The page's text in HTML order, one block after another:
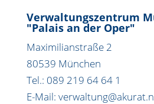
Verwaltungszentrum
"Palais an der Oper"
Maximilianstraße 2
80539 München
Tel.: 089 219 64 64 1
E-Mail: